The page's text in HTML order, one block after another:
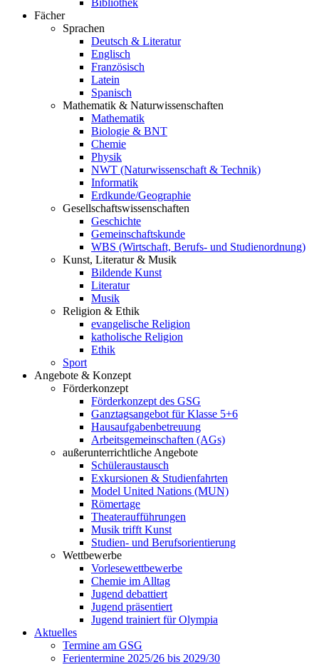
Bibliothek
Fächer
Sprachen
Deutsch & Literatur
Englisch
Französisch
Latein
Spanisch
Mathematik & Naturwissenschaften
Mathematik
Biologie & BNT
Chemie
Physik
NWT (Naturwissenschaft & Technik)
Informatik
Erdkunde/Geographie
Gesellschaftswissenschaften
Geschichte
Gemeinschaftskunde
WBS (Wirtschaft, Berufs- und Studienordnung)
Kunst, Literatur & Musik
Bildende Kunst
Literatur
Musik
Religion & Ethik
evangelische Religion
katholische Religion
Ethik
Sport
Angebote & Konzept
Förderkonzept
Förderkonzept des GSG
Ganztagsangebot für Klasse 5+6
Hausaufgabenbetreuung
Arbeitsgemeinschaften (AGs)
außerunterrichtliche Angebote
Schüleraustausch
Exkursionen & Studienfahrten
Model United Nations (MUN)
Römertage
Theateraufführungen
Musik trifft Kunst
Studien- und Berufsorientierung
Wettbewerbe
Vorlesewettbewerbe
Chemie im Alltag
Jugend debattiert
Jugend präsentiert
Jugend trainiert für Olympia
Aktuelles
Termine am GSG
Ferientermine 2025/26 bis 2029/30